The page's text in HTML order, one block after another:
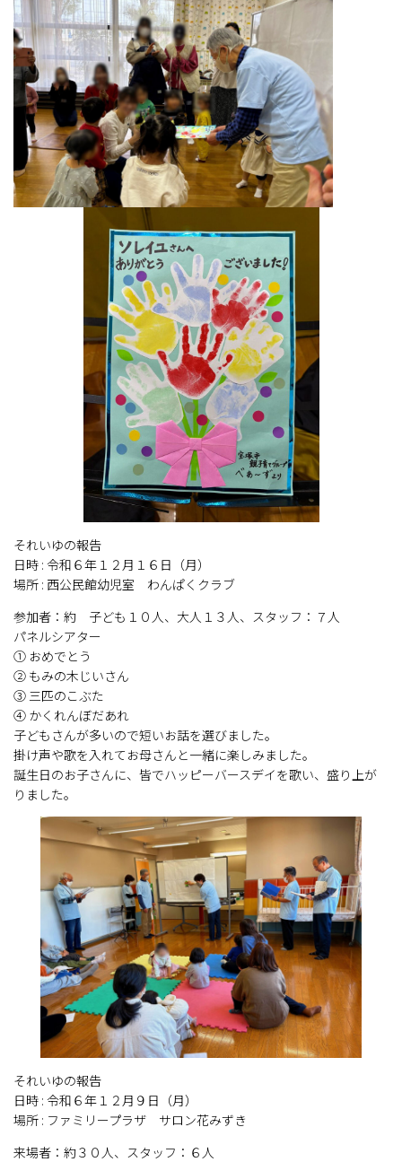
それいゆの報告
日時 : 令和６年１２月１６日（月）
場所 : 西公民館幼児室 わんぱくクラブ
参加者：約 子ども１０人、大人１３人、スタッフ：７人
パネルシアター
① おめでとう
② もみの木じいさん
③ 三匹のこぶた
④ かくれんぼだあれ
子どもさんが多いので短いお話を選びました。
掛け声や歌を入れてお母さんと一緒に楽しみました。
誕生日のお子さんに、皆でハッピーバースデイを歌い、盛り上が
りました。
それいゆの報告
日時 : 令和６年１２月９日（月）
場所 : ファミリープラザ サロン花みずき
来場者：約３０人、スタッフ：６人